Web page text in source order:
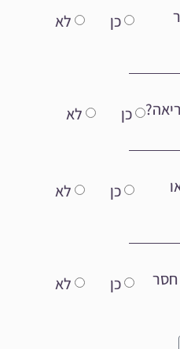
כן לא
כן לא
כן לא
חסר כן לא